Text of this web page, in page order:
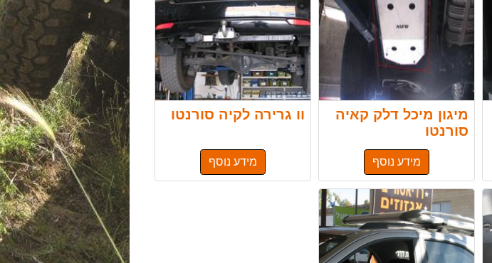
מיגון מיכל דלק קאיה
סורנטו
מידע נוסף
וו גרירה לקיה סורנטו
מידע נוסף